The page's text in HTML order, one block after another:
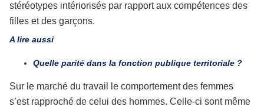
stéréotypes intériorisés par rapport aux compétences des
filles et des garçons.
A lire aussi
Quelle parité dans la fonction publique territoriale ?
Sur le marché du travail le comportement des femmes
s’est rapproché de celui des hommes. Celle-ci sont même